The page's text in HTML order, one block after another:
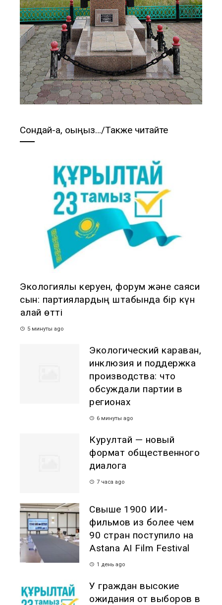
Сондай-ақ, оқыңыз…/Также читайте
Экологиялық керуен, форум және саяси
сын: партиялардың штабында бір күн
қалай өтті
5 минуты ago
Экологический караван,
инклюзия и поддержка
производства: что
обсуждали партии в
регионах
6 минуты ago
Курултай — новый
формат общественного
диалога
7 часа ago
Свыше 1900 ИИ-
фильмов из более чем
90 стран поступило на
Astana AI Film Festival
1 день ago
У граждан высокие
ожидания от выборов в